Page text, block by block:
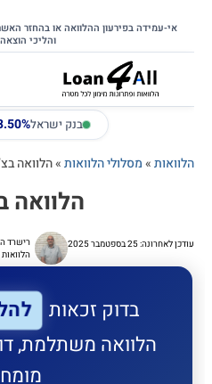
לתוכן
דלג לתוכן הראשי
אי-עמידה בפירעון ההלוואה או בהחזר
והליכי
בנק ישראל
הלוואות»מסלולי הלוואות»הלוואה
הלוואה
עודכן לאחרונה: 25 בספטמבר 2025
רישרד
בדוק זכאות
הלוואה משתלמת,